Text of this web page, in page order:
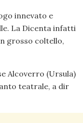
innevato e
La Dicenta infatti
grosso coltello,
Alcoverro (Ursula)
teatrale, a dir